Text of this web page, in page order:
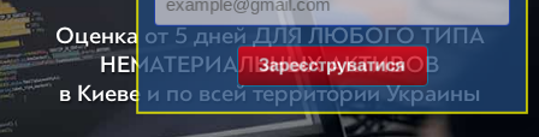
Оценка от 5 дней ДЛЯ ЛЮБОГО ТИПА
НЕМАТЕРИАЛЬНЫХ АКТИВОВ
в Киеве и по всей территории Украины
Зареєструватися